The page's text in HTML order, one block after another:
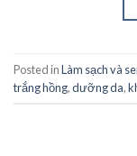
Posted inLàm sạch và
trắng hồng,dưỡng da,